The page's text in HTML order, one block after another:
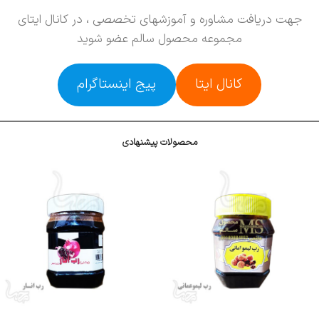
جهت دریافت مشاوره و آموزشهای تخصصی ، در کانال ایتای
مجموعه محصول سالم عضو شوید
کانال ایتا پیج اینستاگرام
محصولات پیشنهادی